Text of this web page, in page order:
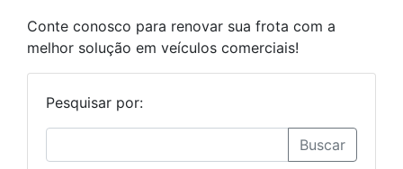
Conte conosco para renovar sua frota com a
melhor solução em veículos comerciais!
Pesquisar por:
Buscar